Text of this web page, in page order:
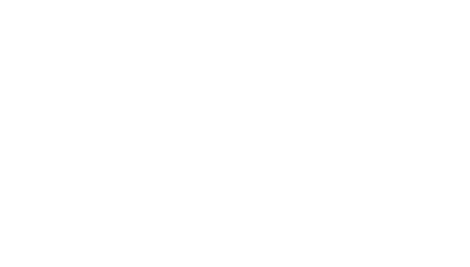
złota z brylantami i szafirem 0.06ct
Szybkie przelewy